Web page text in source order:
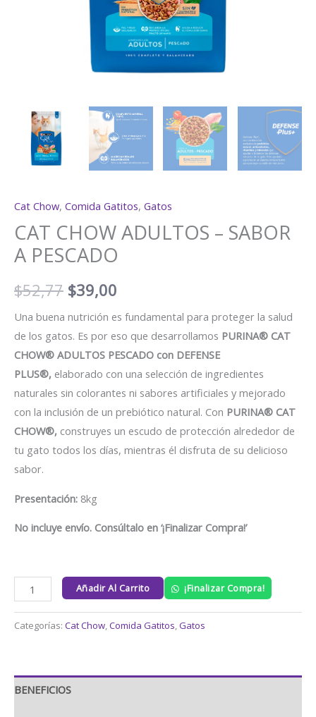
Cat Chow, Comida Gatitos, Gatos
CAT CHOW ADULTOS – SABOR
A PESCADO
$52,77 $39,00
Una buena nutrición es fundamental para proteger la salud
de los gatos. Es por eso que desarrollamos PURINA® CAT
CHOW® ADULTOS PESCADO con DEFENSE
PLUS®, elaborado con una selección de ingredientes
naturales sin colorantes ni sabores artificiales y mejorado
con la inclusión de un prebiótico natural. Con PURINA® CAT
CHOW®, construyes un escudo de protección alrededor de
tu gato todos los días, mientras él disfruta de su delicioso
sabor.
Presentación: 8kg
No incluye envío. Consúltalo en ‘¡Finalizar Compra!’
Añadir Al Carrito ¡Finalizar Compra!
Categorías: Cat Chow,Comida Gatitos,Gatos
BENEFICIOS